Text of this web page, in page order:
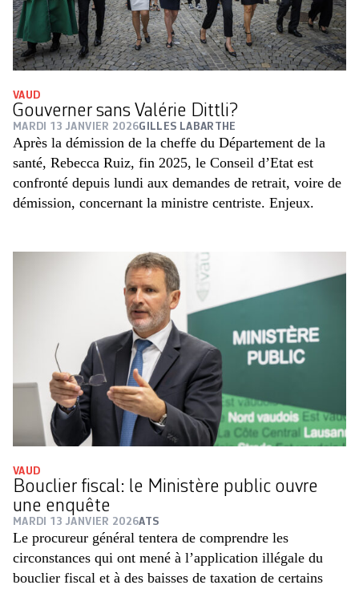
VAUD
Gouverner sans Valérie Dittli?
MARDI 13 JANVIER 2026GILLES LABARTHE
Après la démission de la cheffe du Département de la
santé, Rebecca Ruiz, fin 2025, le Conseil d’Etat est
confronté depuis lundi aux demandes de retrait, voire de
démission, concernant la ministre centriste. Enjeux.
VAUD
Bouclier fiscal: le Ministère public ouvre
une enquête
MARDI 13 JANVIER 2026ATS
Le procureur général tentera de comprendre les
circonstances qui ont mené à l’application illégale du
bouclier fiscal et à des baisses de taxation de certains